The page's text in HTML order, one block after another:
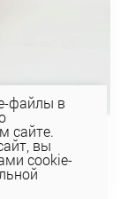
файлы в
сайте.
вы
cookie-